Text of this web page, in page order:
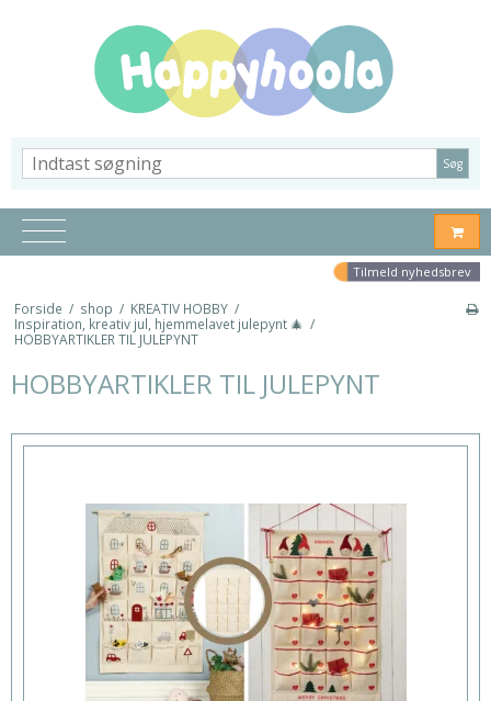
Søg
Tilmeld nyhedsbrev
Forside / shop / KREATIV HOBBY /
Inspiration, kreativ jul, hjemmelavet julepynt 🎄 /
HOBBYARTIKLER TIL JULEPYNT
HOBBYARTIKLER TIL JULEPYNT